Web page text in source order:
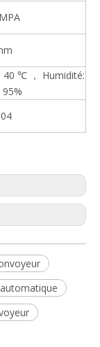
℃ ， Humidité:
95%
Heavy-Duty Checkweigher for Industrial Applications